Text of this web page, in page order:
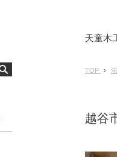
天童木
TOP
越谷